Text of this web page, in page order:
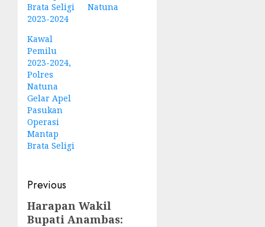
Brata Seligi
2023-2024
Natuna
Kawal
Pemilu
2023-2024,
Polres
Natuna
Gelar Apel
Pasukan
Operasi
Mantap
Brata Seligi
Post
navigation
Previous
Previous
post:
Harapan Wakil
Bupati Anambas: